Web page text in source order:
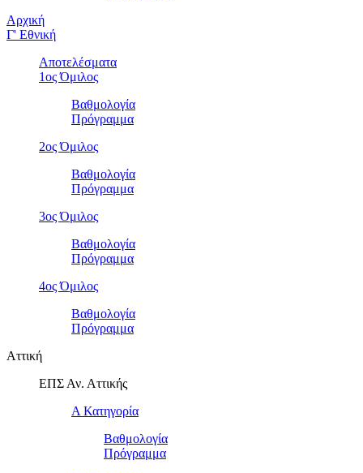
Αρχική
Γ' Εθνική
Αποτελέσματα
1ος Όμιλος
Βαθμολογία
Πρόγραμμα
2ος Όμιλος
Βαθμολογία
Πρόγραμμα
3ος Όμιλος
Βαθμολογία
Πρόγραμμα
4ος Όμιλος
Βαθμολογία
Πρόγραμμα
Αττική
ΕΠΣ Αν. Αττικής
Α Κατηγορία
Βαθμολογία
Πρόγραμμα